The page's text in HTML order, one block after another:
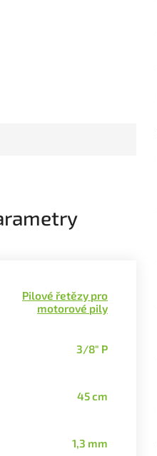
Pilové řetězy pro
motorové pily
3/8" P
45 cm
1,3 mm